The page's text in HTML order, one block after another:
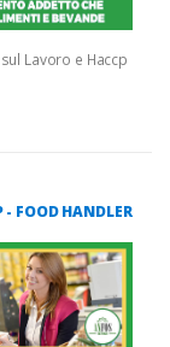
Lavoro e Haccp
- FOOD HANDLER